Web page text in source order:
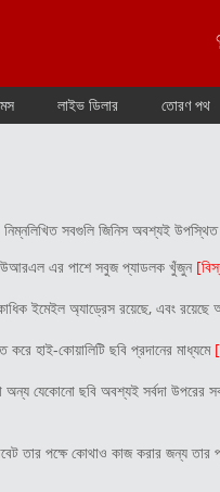
লাইভ ডিলার তোরণ পথ
নিম্নলিখিত সবগুলি জিনিস অবশ্যই
ইউআরএল এর পাশে সবুজ প্যাডলক খুঁজুন
ইমেইল অ্যাড্রেস রয়েছে, এবং
করে হাই-কোয়ালিটি ছবি প্রদানের মাধ্যমে
যেকোনো ছবি অবশ্যই সর্বদা উপরের
তার পক্ষে কোথাও কাজ করার জন্য তার